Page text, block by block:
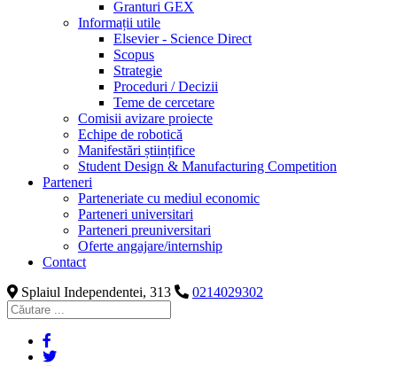
Granturi GEX
Informații utile
Elsevier - Science Direct
Scopus
Strategie
Proceduri / Decizii
Teme de cercetare
Comisii avizare proiecte
Echipe de robotică
Manifestări științifice
Student Design & Manufacturing Competition
Parteneri
Parteneriate cu mediul economic
Parteneri universitari
Parteneri preuniversitari
Oferte angajare/internship
Contact
Splaiul Independentei, 313
0214029302